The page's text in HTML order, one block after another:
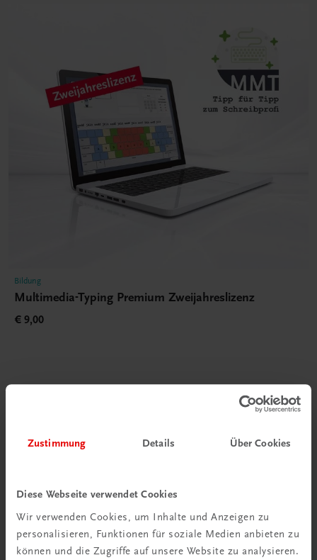
Zustimmung Details Über Cookies
Diese Webseite verwendet Cookies
Wir verwenden Cookies, um Inhalte und Anzeigen zu
personalisieren, Funktionen für soziale Medien anbieten zu
können und die Zugriffe auf unsere Website zu analysieren.
Bildung
Multimedia-Typing Premium Zweijahreslizenz
€ 9,00